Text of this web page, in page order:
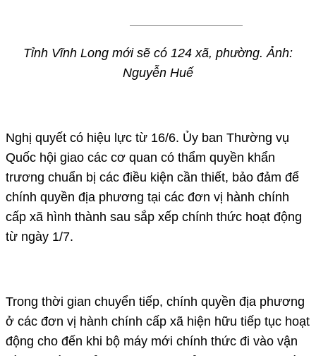
Tỉnh Vĩnh Long mới sẽ có 124 xã, phường. Ảnh:
Nguyễn Huế
Nghị quyết có hiệu lực từ 16/6. Ủy ban Thường vụ
Quốc hội giao các cơ quan có thẩm quyền khẩn
trương chuẩn bị các điều kiện cần thiết, bảo đảm để
chính quyền địa phương tại các đơn vị hành chính
cấp xã hình thành sau sắp xếp chính thức hoạt động
từ ngày 1/7.
Trong thời gian chuyển tiếp, chính quyền địa phương
ở các đơn vị hành chính cấp xã hiện hữu tiếp tục hoạt
động cho đến khi bộ máy mới chính thức đi vào vận